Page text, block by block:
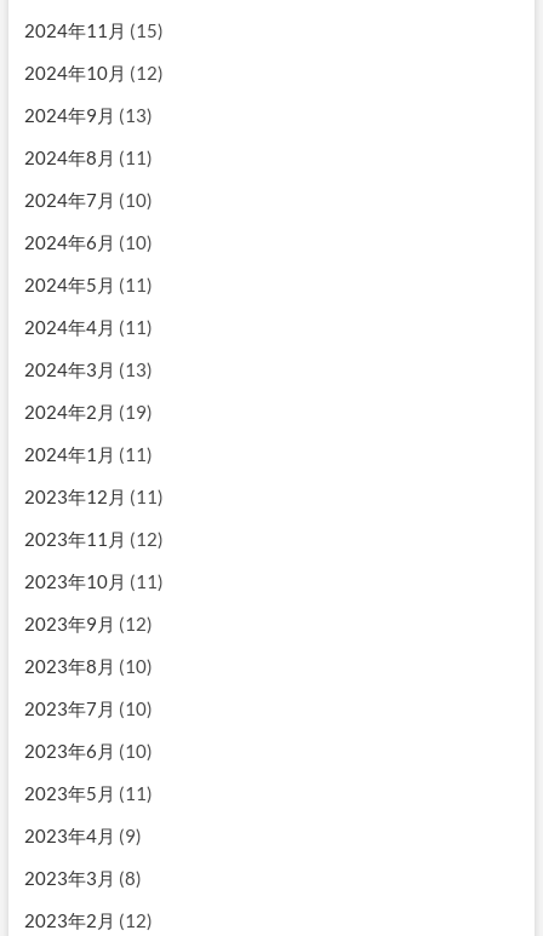
2024年11月 (15)
2024年10月 (12)
2024年9月 (13)
2024年8月 (11)
2024年7月 (10)
2024年6月 (10)
2024年5月 (11)
2024年4月 (11)
2024年3月 (13)
2024年2月 (19)
2024年1月 (11)
2023年12月 (11)
2023年11月 (12)
2023年10月 (11)
2023年9月 (12)
2023年8月 (10)
2023年7月 (10)
2023年6月 (10)
2023年5月 (11)
2023年4月 (9)
2023年3月 (8)
2023年2月 (12)